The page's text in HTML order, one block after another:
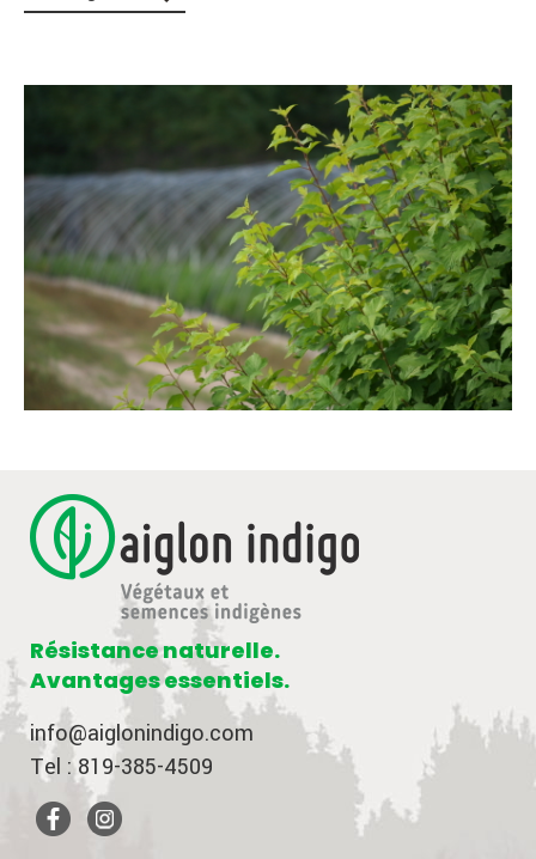
Résistance naturelle.
Avantages essentiels.
info@aiglonindigo.com
Tel : 819-385-4509